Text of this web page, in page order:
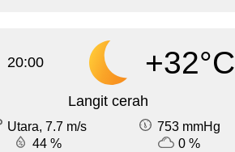
20:00 +32°C
Langit cerah
Utara, 7.7 m/s
753 mmHg
44 %
0 %